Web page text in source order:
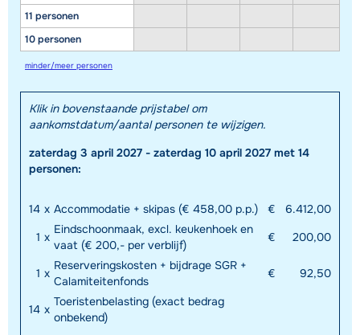
11 personen
10 personen
minder/meer personen
Klik in bovenstaande prijstabel om
aankomstdatum/aantal personen te wijzigen.
zaterdag 3 april 2027 - zaterdag 10 april 2027 met 14
personen:
14 x Accommodatie + skipas (€ 458,00 p.p.) €
6.412,00
1 x
Eindschoonmaak, excl. keukenhoek en
vaat (€ 200,- per verblijf)
€ 200,00
1 x
Reserveringskosten + bijdrage SGR +
Calamiteitenfonds
€ 92,50
14 x
Toeristenbelasting (exact bedrag
onbekend)